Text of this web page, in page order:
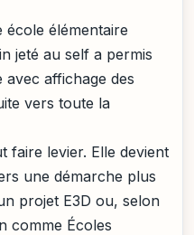
école élémentaire
jeté au self a permis
affichage des
vers toute la
faire levier. Elle devient
une démarche plus
projet E3D ou, selon
comme Écoles